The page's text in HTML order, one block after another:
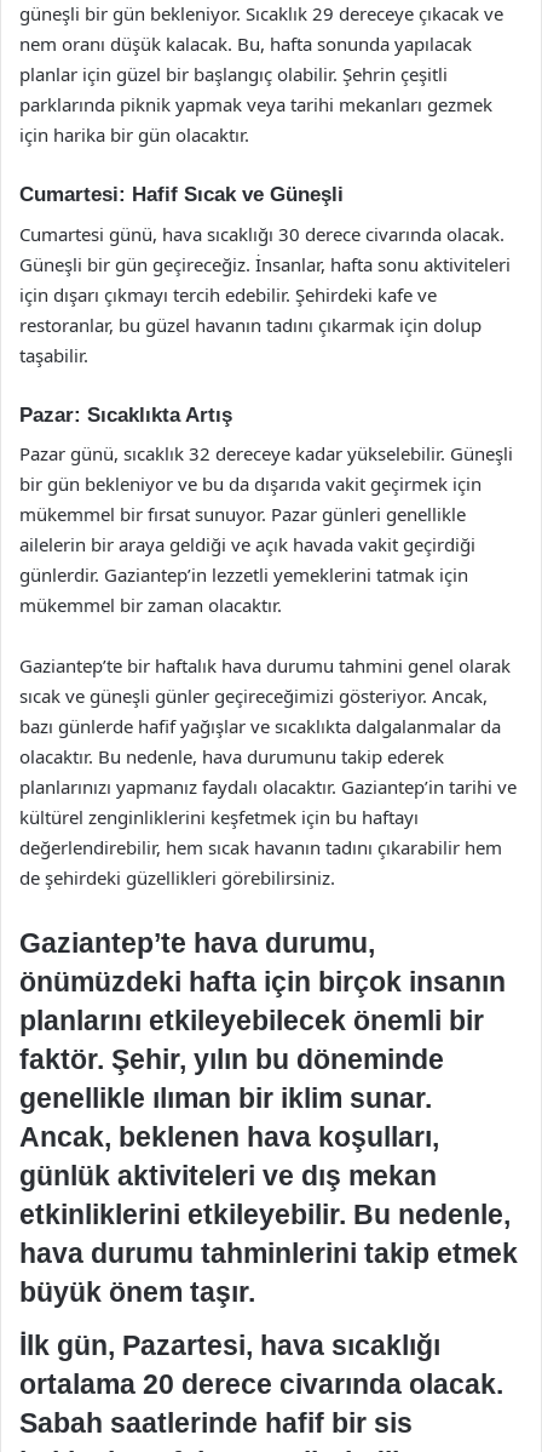
güneşli bir gün bekleniyor. Sıcaklık 29 dereceye çıkacak ve
nem oranı düşük kalacak. Bu, hafta sonunda yapılacak
planlar için güzel bir başlangıç olabilir. Şehrin çeşitli
parklarında piknik yapmak veya tarihi mekanları gezmek
için harika bir gün olacaktır.
Cumartesi: Hafif Sıcak ve Güneşli
Cumartesi günü, hava sıcaklığı 30 derece civarında olacak.
Güneşli bir gün geçireceğiz. İnsanlar, hafta sonu aktiviteleri
için dışarı çıkmayı tercih edebilir. Şehirdeki kafe ve
restoranlar, bu güzel havanın tadını çıkarmak için dolup
taşabilir.
Pazar: Sıcaklıkta Artış
Pazar günü, sıcaklık 32 dereceye kadar yükselebilir. Güneşli
bir gün bekleniyor ve bu da dışarıda vakit geçirmek için
mükemmel bir fırsat sunuyor. Pazar günleri genellikle
ailelerin bir araya geldiği ve açık havada vakit geçirdiği
günlerdir. Gaziantep’in lezzetli yemeklerini tatmak için
mükemmel bir zaman olacaktır.
Gaziantep’te bir haftalık hava durumu tahmini genel olarak
sıcak ve güneşli günler geçireceğimizi gösteriyor. Ancak,
bazı günlerde hafif yağışlar ve sıcaklıkta dalgalanmalar da
olacaktır. Bu nedenle, hava durumunu takip ederek
planlarınızı yapmanız faydalı olacaktır. Gaziantep’in tarihi ve
kültürel zenginliklerini keşfetmek için bu haftayı
değerlendirebilir, hem sıcak havanın tadını çıkarabilir hem
de şehirdeki güzellikleri görebilirsiniz.
Gaziantep’te hava durumu,
önümüzdeki hafta için birçok insanın
planlarını etkileyebilecek önemli bir
faktör. Şehir, yılın bu döneminde
genellikle ılıman bir iklim sunar.
Ancak, beklenen hava koşulları,
günlük aktiviteleri ve dış mekan
etkinliklerini etkileyebilir. Bu nedenle,
hava durumu tahminlerini takip etmek
büyük önem taşır.
İlk gün, Pazartesi, hava sıcaklığı
ortalama 20 derece civarında olacak.
Sabah saatlerinde hafif bir sis